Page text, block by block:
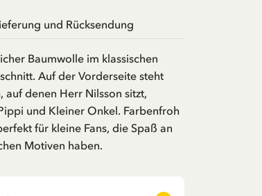
und Rücksendung
Baumwolle im klassischen
Auf der Vorderseite steht
denen Herr Nilsson sitzt,
und Kleiner Onkel. Farbenfroh
für kleine Fans, die Spaß an
Motiven haben.